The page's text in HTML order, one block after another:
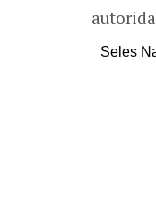
Seles